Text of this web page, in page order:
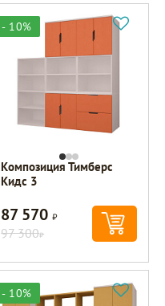
- 10%
Композиция Тимберс
Кидс 3
87 570Р
97 300Р
- 10%